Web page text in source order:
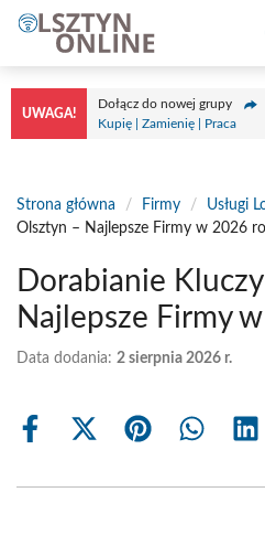
Przejdź
treści
UWAGA!
Dołącz do nowej grupy
Kupię | Zamienię | Praca
Strona główna / Firmy / Usługi
Olsztyn – Najlepsze Firmy w 2026
Dorabianie
Najlepsze Firmy
Data dodania: 2 sierpnia 2026 r.
Share
Share
(Twitter)
Share Share